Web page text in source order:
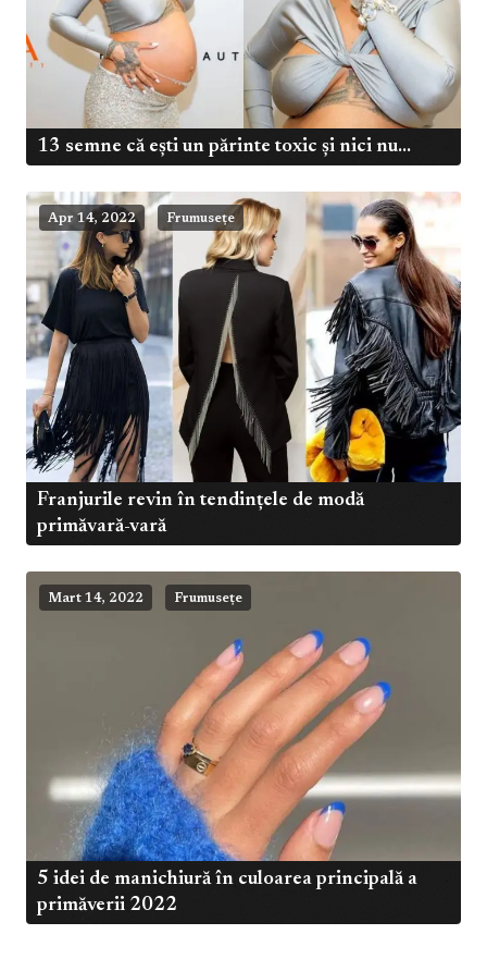
13 semne că ești un părinte toxic și nici nu...
Apr 14, 2022 Frumusețe
Franjurile revin în tendințele de modă
primăvară-vară
Mart 14, 2022 Frumusețe
5 idei de manichiură în culoarea principală a
primăverii 2022